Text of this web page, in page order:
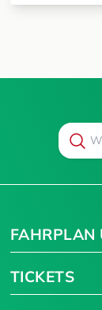
Search
FAHRPLAN
TICKETS